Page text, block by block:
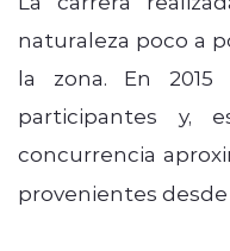
naturaleza poco a
la zona. En
participantes y,
concurrencia
provenientes desde